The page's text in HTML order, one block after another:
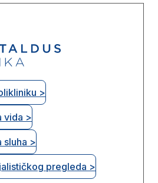
>
vida >
sluha >
pregleda >